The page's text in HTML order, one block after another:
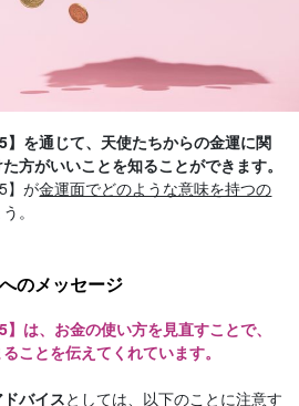
を通じて、天使たちからの金運に関
方がいいことを知ることができます。
】が金運面でどのような意味を持つの
。
のメッセージ
は、お金の使い方を見直すことで、
ことを伝えてくれています。
バイスとしては、以下のことに注意す